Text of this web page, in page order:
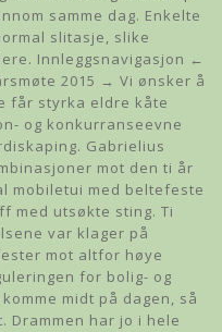
samme dag. Enkelte
slitasje, slike
Innleggsnavigasjon ←
2015 → Vi ønsker å
får styrka eldre kåte
og konkurranseevne
Gabrielius
mot den ti år
mobiletui med beltefeste
med utsøkte sting. Ti
var klager på
mot altfor høye
for bolig- og
midt på dagen, så
Drammen har jo i hele